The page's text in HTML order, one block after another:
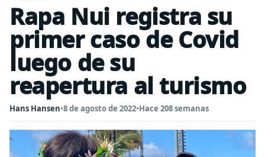
Rapa Nui registra su
primer caso de Covid
luego de su
reapertura al turismo
Hans Hansen•8 de agosto de 2022•Hace 208 semanas